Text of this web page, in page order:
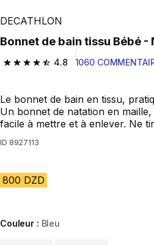
DECATHLON
Bonnet de bain tissu Bébé
4.8
4.8 out of 5 stars from 1060
1060
Le bonnet de bain en tissu,
Un bonnet de natation en
facile à mettre et à enlever. Ne
ID 8927113
800 DZD
Couleur : Bleu